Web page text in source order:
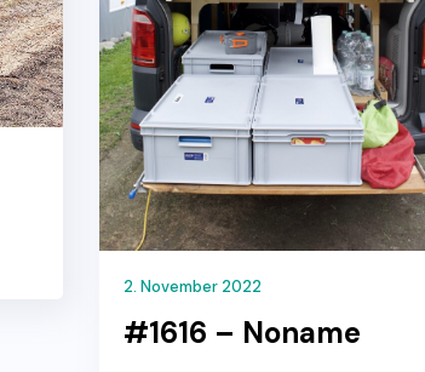
2. November 2022
#1616 – Noname